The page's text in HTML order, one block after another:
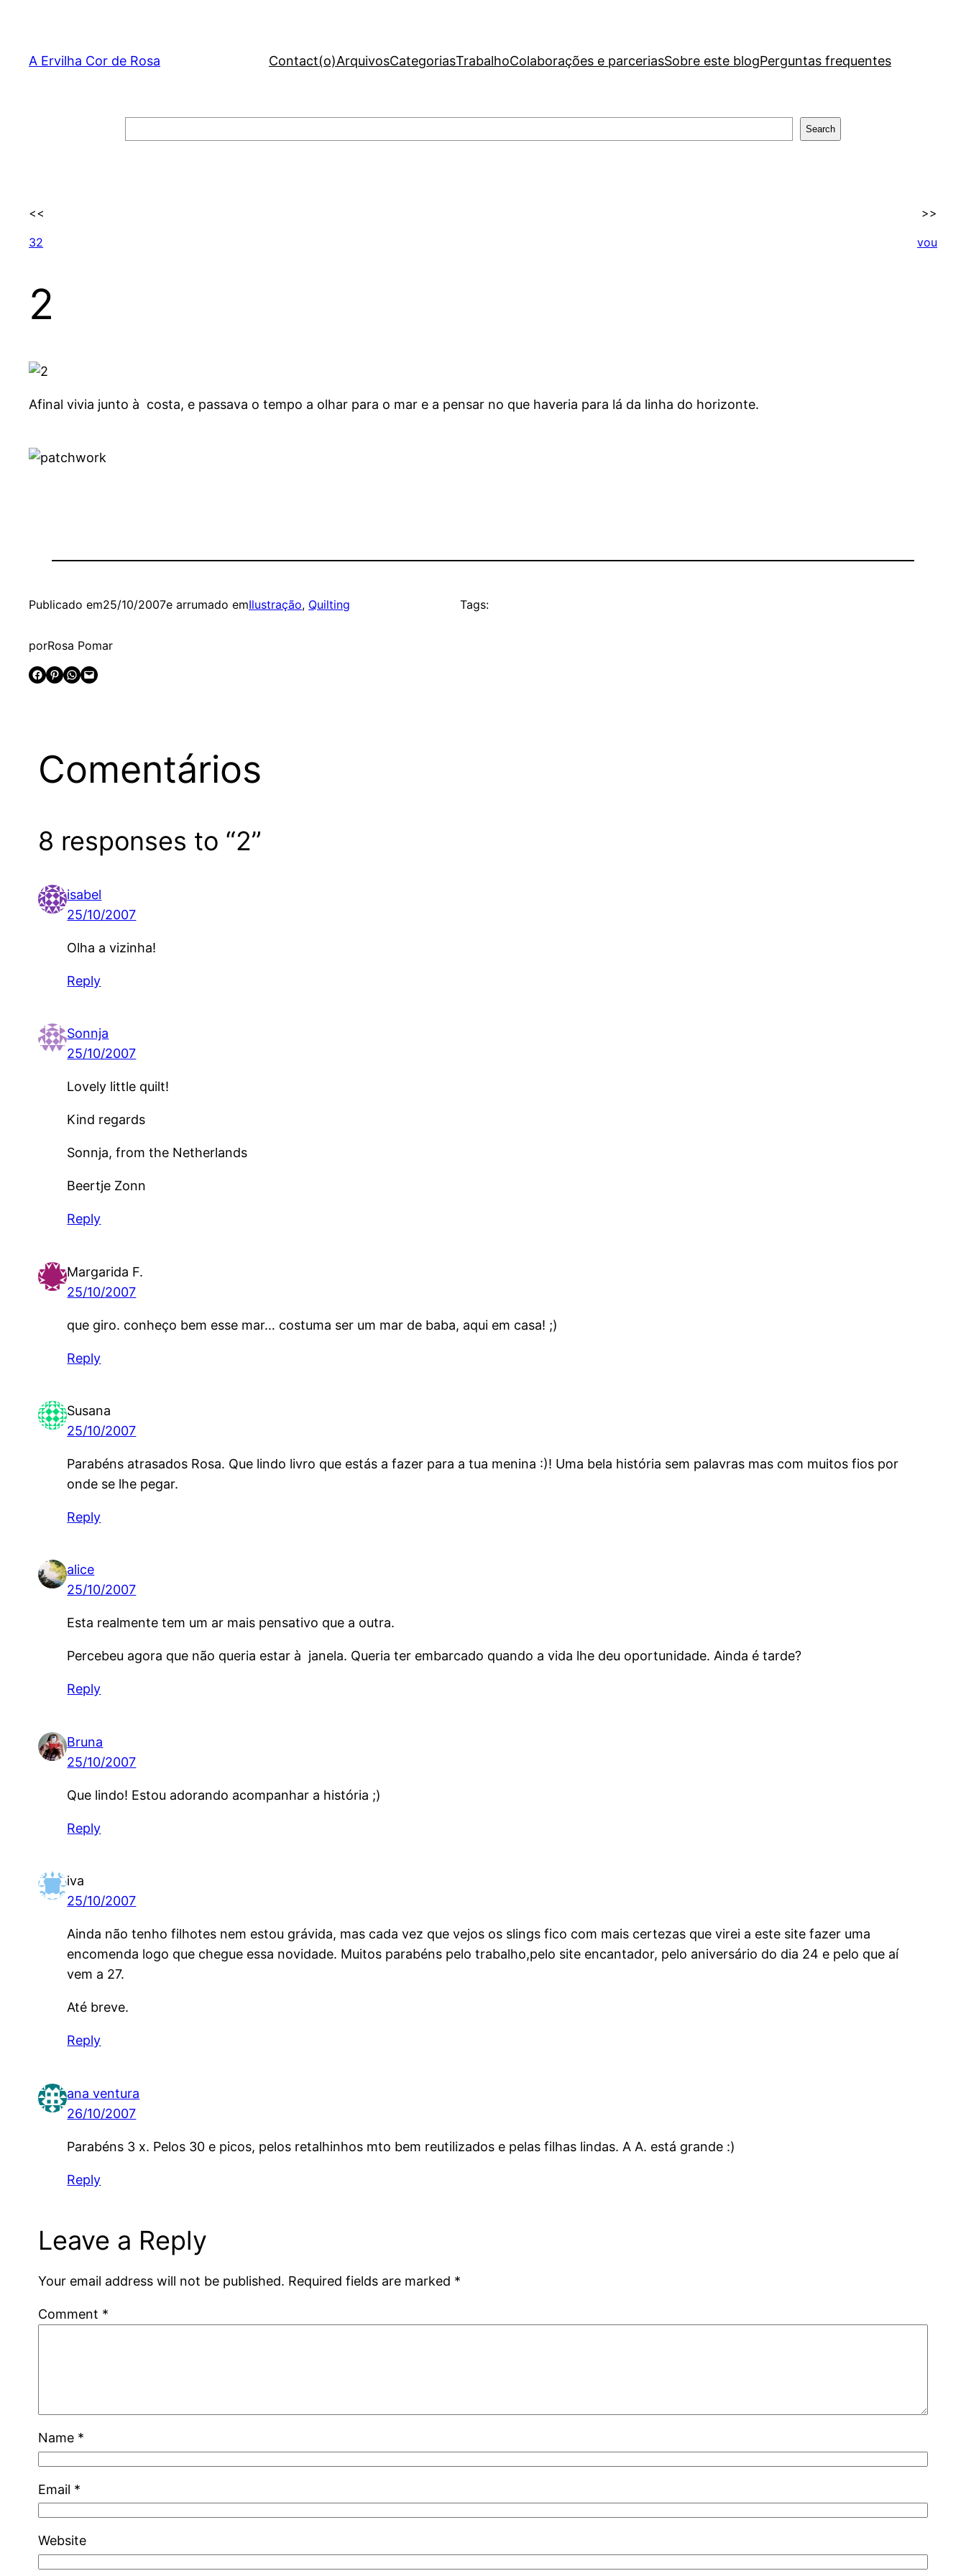
content
A Ervilha Cor de Rosa Contact(o)ArquivosCategoriasTrabalhoColaborações e parceriasSobre este blogPerguntas frequentes
Search
<<
32
>>
vou
2
Afinal vivia junto à costa, e passava o tempo a olhar para o mar e a pensar no que haveria para lá da linha do horizonte.
Publicado em25/10/2007e arrumado emIlustração, Quilting
porRosa Pomar
Share on Facebook
Share on Pinterest Share on WhatsApp Email this Page
Tags:
Comentários
8 responses to “2”
isabel
25/10/2007
Olha a vizinha!
Reply
Sonnja
25/10/2007
Lovely little quilt!
Kind regards
Sonnja, from the Netherlands
Beertje Zonn
Reply
Margarida F.
25/10/2007
que giro. conheço bem esse mar… costuma ser um mar de baba, aqui em casa! ;)
Reply
Susana
25/10/2007
Parabéns atrasados Rosa. Que lindo livro que estás a fazer para a tua menina :)! Uma bela história sem palavras mas com muitos fios por
onde se lhe pegar.
Reply
alice
25/10/2007
Esta realmente tem um ar mais pensativo que a outra.
Percebeu agora que não queria estar à janela. Queria ter embarcado quando a vida lhe deu oportunidade. Ainda é tarde?
Reply
Bruna
25/10/2007
Que lindo! Estou adorando acompanhar a história ;)
Reply
iva
25/10/2007
Ainda não tenho filhotes nem estou grávida, mas cada vez que vejos os slings fico com mais certezas que virei a este site fazer uma
encomenda logo que chegue essa novidade. Muitos parabéns pelo trabalho,pelo site encantador, pelo aniversário do dia 24 e pelo que aí
vem a 27.
Até breve.
Reply
ana ventura
26/10/2007
Parabéns 3 x. Pelos 30 e picos, pelos retalhinhos mto bem reutilizados e pelas filhas lindas. A A. está grande :)
Reply
Leave a Reply
Your email address will not be published. Required fields are marked *
Comment *
Name *
Email *
Website